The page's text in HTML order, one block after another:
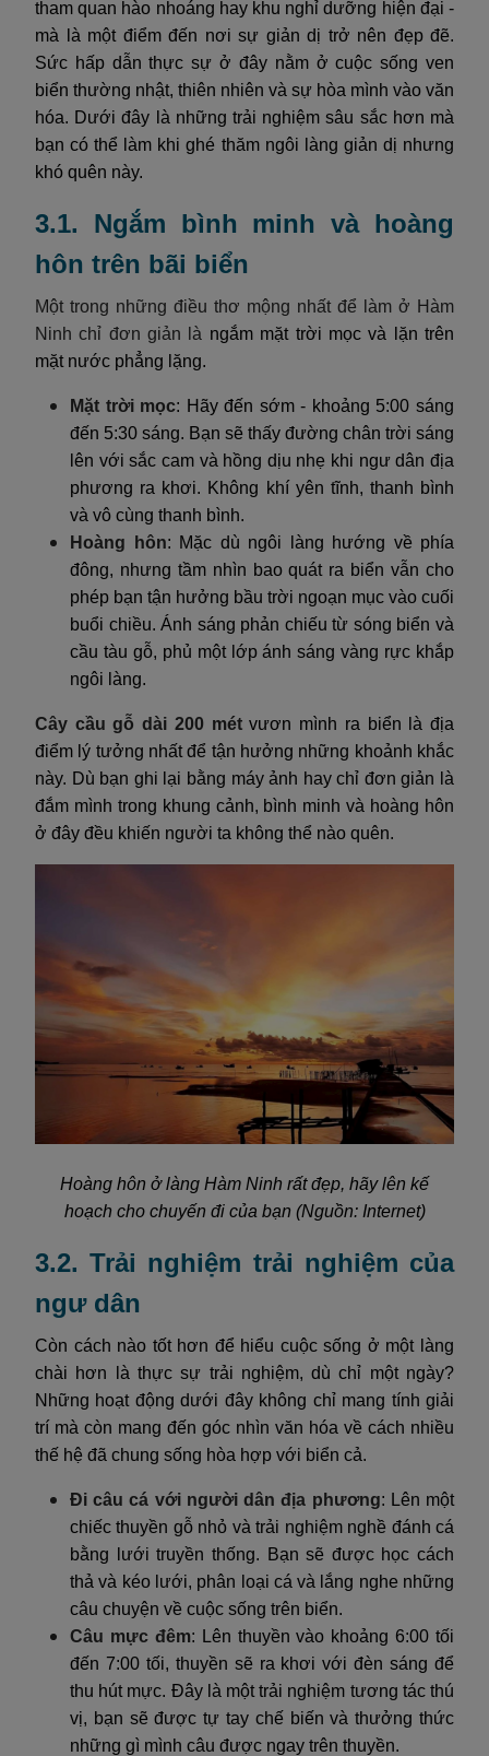
tham quan hào nhoáng hay khu nghỉ dưỡng hiện đại -
mà là một điểm đến nơi sự giản dị trở nên đẹp đẽ.
Sức hấp dẫn thực sự ở đây nằm ở cuộc sống ven
biển thường nhật, thiên nhiên và sự hòa mình vào văn
hóa. Dưới đây là những trải nghiệm sâu sắc hơn mà
bạn có thể làm khi ghé thăm ngôi làng giản dị nhưng
khó quên này.
3.1. Ngắm bình minh và hoàng
hôn trên bãi biển
Một trong những điều thơ mộng nhất để làm ở Hàm
Ninh chỉ đơn giản là ngắm mặt trời mọc và lặn trên
mặt nước phẳng lặng.
Mặt trời mọc: Hãy đến sớm - khoảng 5:00 sáng
đến 5:30 sáng. Bạn sẽ thấy đường chân trời sáng
lên với sắc cam và hồng dịu nhẹ khi ngư dân địa
phương ra khơi. Không khí yên tĩnh, thanh bình
và vô cùng thanh bình.
Hoàng hôn: Mặc dù ngôi làng hướng về phía
đông, nhưng tầm nhìn bao quát ra biển vẫn cho
phép bạn tận hưởng bầu trời ngoạn mục vào cuối
buổi chiều. Ánh sáng phản chiếu từ sóng biển và
cầu tàu gỗ, phủ một lớp ánh sáng vàng rực khắp
ngôi làng.
Cây cầu gỗ dài 200 métvươn mình ra biển là địa
điểm lý tưởng nhất để tận hưởng những khoảnh khắc
này. Dù bạn ghi lại bằng máy ảnh hay chỉ đơn giản là
đắm mình trong khung cảnh, bình minh và hoàng hôn
ở đây đều khiến người ta không thể nào quên.
Hoàng hôn ở làng Hàm Ninh rất đẹp, hãy lên kế
hoạch cho chuyến đi của bạn (Nguồn: Internet)
3.2. Trải nghiệm trải nghiệm của
ngư dân
Còn cách nào tốt hơn để hiểu cuộc sống ở một làng
chài hơn là thực sự trải nghiệm, dù chỉ một ngày?
Những hoạt động dưới đây không chỉ mang tính giải
trí mà còn mang đến góc nhìn văn hóa về cách nhiều
thế hệ đã chung sống hòa hợp với biển cả.
Đi câu cá với người dân địa phương: Lên một
chiếc thuyền gỗ nhỏ và trải nghiệm nghề đánh cá
bằng lưới truyền thống. Bạn sẽ được học cách
thả và kéo lưới, phân loại cá và lắng nghe những
câu chuyện về cuộc sống trên biển.
Câu mực đêm: Lên thuyền vào khoảng 6:00 tối
đến 7:00 tối, thuyền sẽ ra khơi với đèn sáng để
thu hút mực. Đây là một trải nghiệm tương tác thú
vị, bạn sẽ được tự tay chế biến và thưởng thức
những gì mình câu được ngay trên thuyền.